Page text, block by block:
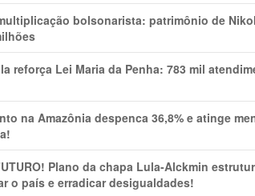
bolsonarista: patrimônio de
reforça Lei Maria da Penha: 783 mil
na Amazônia despenca 36,8% e atinge
Plano da chapa Lula-Alckmin
o país e erradicar desigualdades!